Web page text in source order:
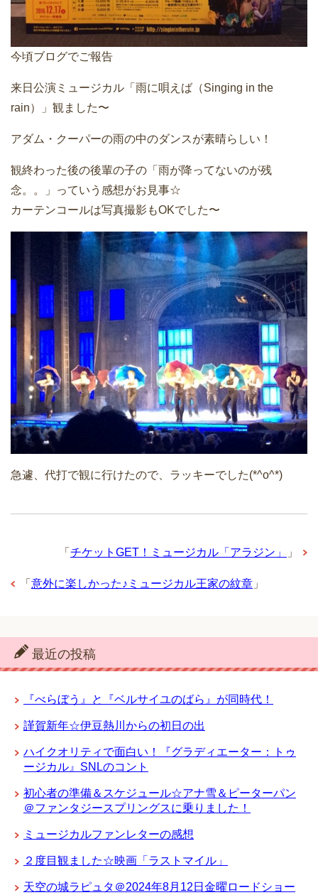
今頃ブログでご報告
来日公演ミュージカル「雨に唄えば（Singing in the
rain）」観ました〜
アダム・クーパーの雨の中のダンスが素晴らしい！
観終わった後の後輩の子の「雨が降ってないのが残
念。。」っていう感想がお見事☆
カーテンコールは写真撮影もOKでした〜
急遽、代打で観に行けたので、ラッキーでした(*^o^*)
「 チケットGET！ミュージカル「アラジン」 」
「 意外に楽しかった♪ミュージカル王家の紋章 」
最近の投稿
『べらぼう』と『ベルサイユのばら』が同時代！
謹賀新年☆伊豆熱川からの初日の出
ハイクオリティで面白い！『グラディエーター：トゥ
ージカル』SNLのコント
初心者の準備＆スケジュール☆アナ雪＆ピーターパン
＠ファンタジースプリングスに乗りました！
ミュージカルファンレターの感想
２度目観ました☆映画「ラストマイル」
天空の城ラピュタ＠2024年8月12日金曜ロードショー